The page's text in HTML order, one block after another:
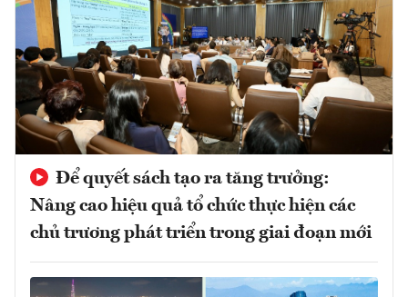
Để quyết sách tạo ra tăng trưởng:
Nâng cao hiệu quả tổ chức thực hiện các
chủ trương phát triển trong giai đoạn mới